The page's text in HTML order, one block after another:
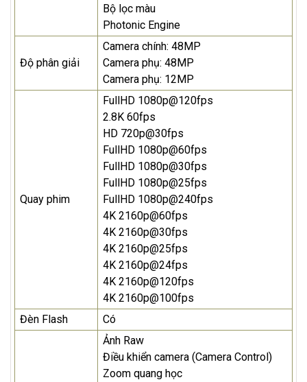
Bộ lọc màu
Photonic Engine
Độ phân giải
Camera chính: 48MP
Camera phụ: 48MP
Camera phụ: 12MP
Quay phim
FullHD 1080p@120fps
2.8K 60fps
HD 720p@30fps
FullHD 1080p@60fps
FullHD 1080p@30fps
FullHD 1080p@25fps
FullHD 1080p@240fps
4K 2160p@60fps
4K 2160p@30fps
4K 2160p@25fps
4K 2160p@24fps
4K 2160p@120fps
4K 2160p@100fps
Đèn Flash
Có
Ảnh Raw
Điều khiển camera (Camera Control)
Zoom quang học